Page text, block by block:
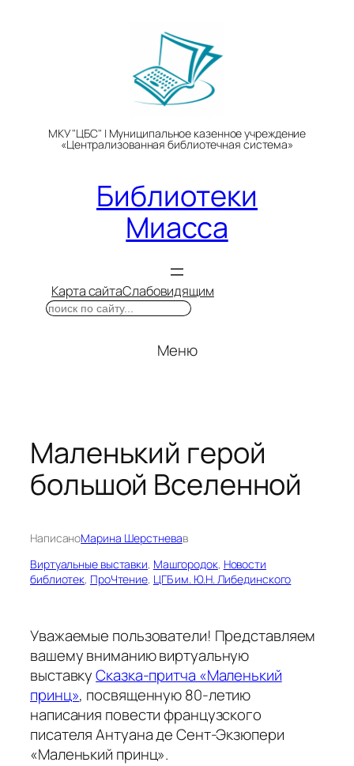
МКУ "ЦБС" | Муниципальное казенное учреждение
«Централизованная библиотечная система»
Библиотеки
Миасса
Карта сайтаСлабовидящим
Поиск
Меню
Маленький герой
большой Вселенной
НаписаноМарина Шерстневав
Виртуальные выставки, Машгородок, Новости
библиотек, ПроЧтение, ЦГБ им. Ю.Н. Либединского
Уважаемые пользователи! Представляем
вашему вниманию виртуальную
выставкуСказка-притча «Маленький
принц», посвященную 80-летию
написания повести французского
писателя Антуана де Сент-Экзюпери
«Маленький принц».